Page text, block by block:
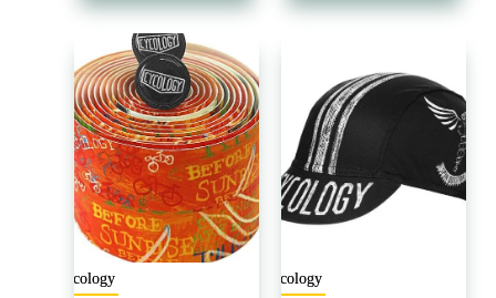
meerdere
optie
kan
gekozen
worden
productpagina
Cycology Cycology